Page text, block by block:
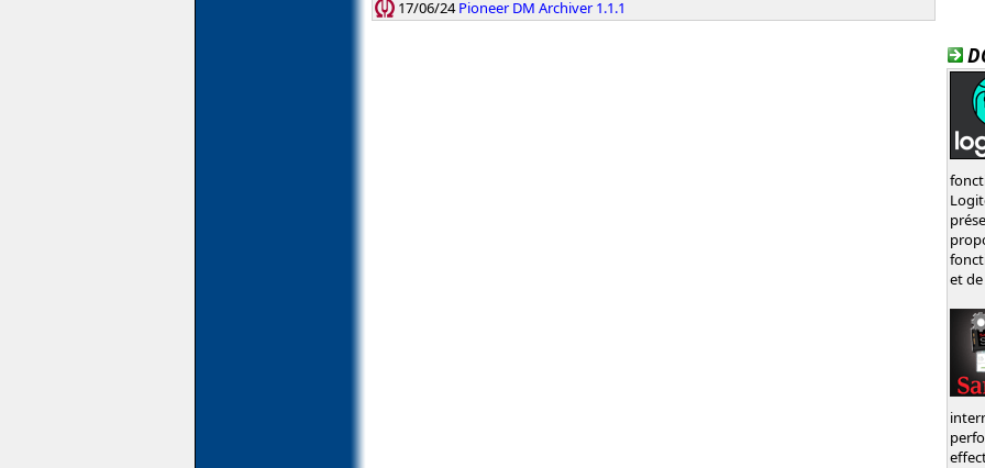
17/06/24Pioneer DM Archiver 1.1.1
et